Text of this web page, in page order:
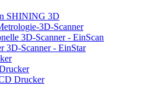
SHINING 3D
3D-Scanner
3D-Scanner - EinScan
3D-Scanner - EinStar
Drucker